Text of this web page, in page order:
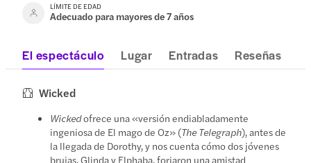
LÍMITE DE EDAD
Adecuado para mayores de 7 años
El espectáculo Lugar Entradas Reseñas
Wicked
Wickedofrece una «versión endiabladamente
ingeniosa de El mago de Oz» (The Telegraph), antes de
la llegada de Dorothy, y nos cuenta cómo dos jóvenes
brujas, Glinda y Elphaba, forjaron una amistad